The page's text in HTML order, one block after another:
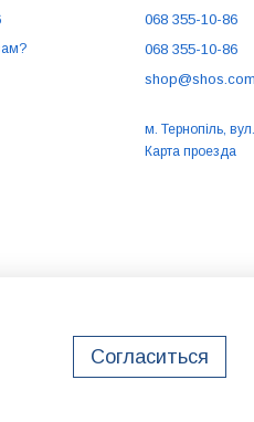
068 355-10-86
068 355-10-86
м. Тернопіль,
Карта проезда
Согласиться